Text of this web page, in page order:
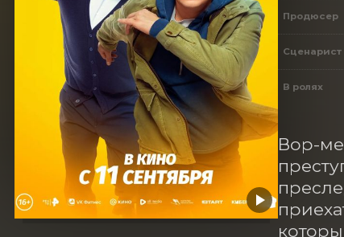
Продюсер
Сценарист
В ролях
Вор-